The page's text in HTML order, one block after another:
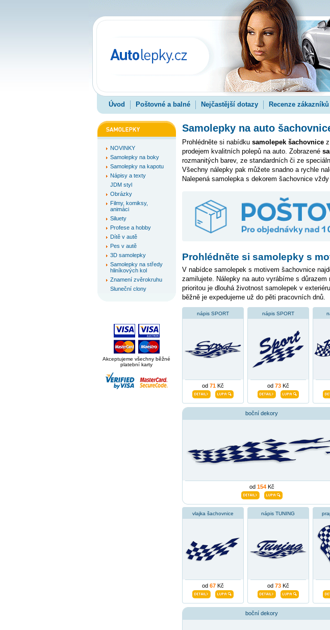
Úvod Poštovné a balné Nejčastější dotazy Recenze zákazníků
NOVINKY
Samolepky na boky
Samolepky na kapotu
Nápisy a texty
JDM styl
Obrázky
Filmy, komiksy,
animáci
Siluety
Profese a hobby
Dítě v autě
Pes v autě
3D samolepky
Samolepky na středy
hliníkových kol
Znamení zvěrokruhu
Sluneční clony
Akceptujeme všechny běžné
platební karty
Samolepky na auto
Prohlédněte si nabídku samolepek šachovnicez
prodejem kvalitních polepů na auto. Zobrazené
rozmanitých barev, ze standardních či ze
Všechny nálepky pak můžete snadno a rychle
Nalepená samolepka s dekorem šachovnice
Prohlédněte si samolepky s
V nabídce samolepek s motivem šachovnice
zamilujete. Nálepky na auto vyrábíme s
prioritou je dlouhá životnost samolepek v
běžně je expedujeme už do pěti pracovních dnů.
nápis SPORT
od 71Kč
nápis SPORT
od 73Kč
boční dekory
od 154Kč
vlajka šachovnice
od 67Kč
nápis TUNING
od 73Kč
boční dekory